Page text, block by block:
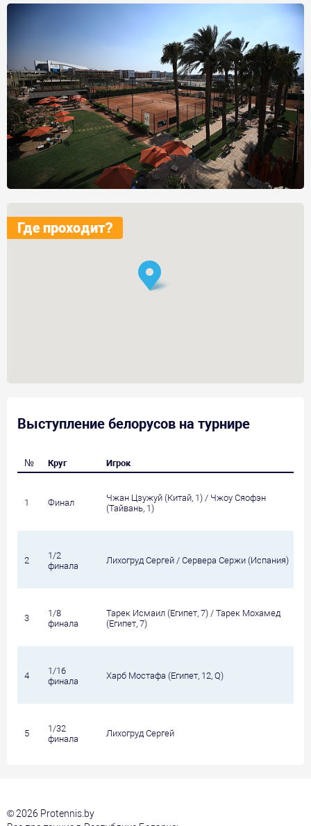
Где проходит?
Выступление белорусов на турнире
№ Круг Игрок
1 Финал
Чжан Цзужуй (Китай, 1) / Чжоу Сяофэн
(Тайвань, 1)
2
1/2
финала
Лихогруд Сергей / Сервера Сержи (Испания)
3
1/8
финала
Тарек Исмаил (Египет, 7) / Тарек Мохамед
(Египет, 7)
4
1/16
финала
Харб Мостафа (Египет, 12, Q)
5
1/32
финала
Лихогруд Сергей
© 2026 Protennis.by